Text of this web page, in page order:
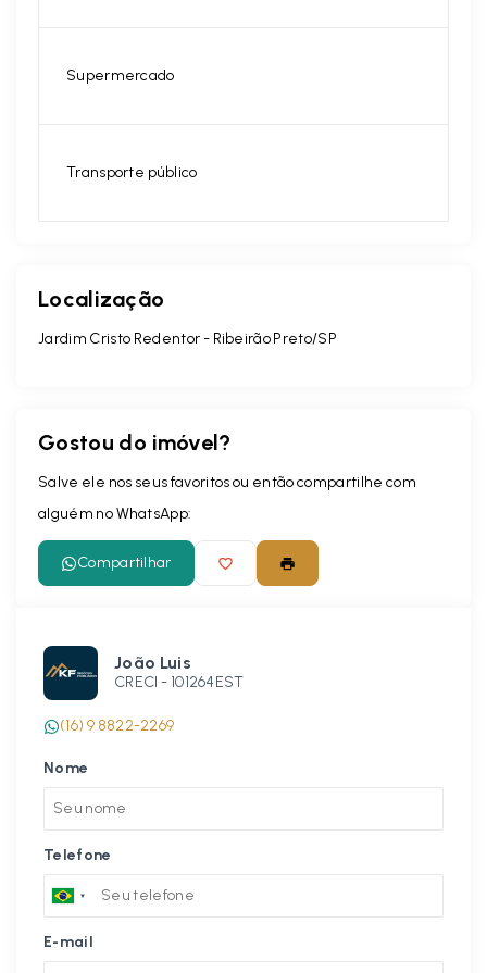
Supermercado
Transporte público
Localização
Jardim Cristo Redentor - Ribeirão Preto/SP
Gostou do imóvel?
Salve ele nos seus favoritos ou então compartilhe com
alguém no WhatsApp:
Compartilhar
João Luis
CRECI - 101264EST
(16) 9 8822-2269
Nome
Telefone
E-mail